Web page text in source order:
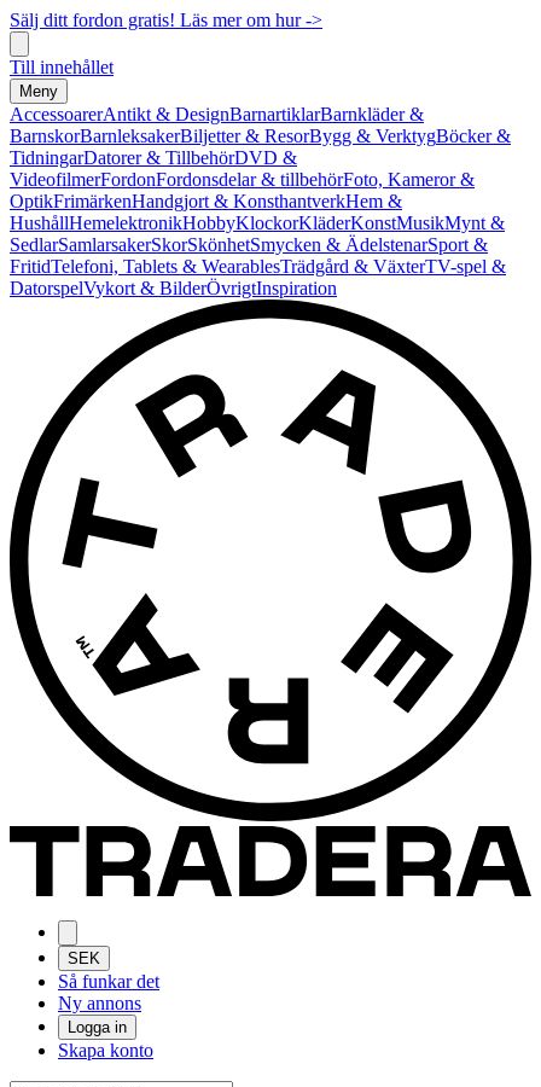
Sälj ditt fordon gratis! Läs mer om hur ->
Till innehållet
Meny
AccessoarerAntikt & DesignBarnartiklarBarnkläder &
BarnskorBarnleksakerBiljetter & ResorBygg & VerktygBöcker &
TidningarDatorer & TillbehörDVD &
VideofilmerFordonFordonsdelar & tillbehörFoto, Kameror &
OptikFrimärkenHandgjort & KonsthantverkHem &
HushållHemelektronikHobbyKlockorKläderKonstMusikMynt &
SedlarSamlarsakerSkorSkönhetSmycken & ÄdelstenarSport &
FritidTelefoni, Tablets & WearablesTrädgård & VäxterTV-spel &
DatorspelVykort & BilderÖvrigtInspiration
SEK
Så funkar det
Ny annons
Logga in
Skapa konto